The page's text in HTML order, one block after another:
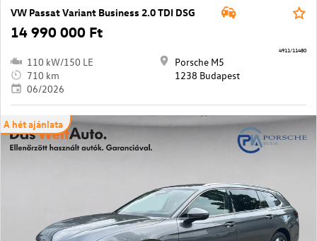
VW Passat Variant Business 2.0 TDI DSG
14 990 000 Ft
110 kW/150 LE
710 km
06/2026
Porsche M5
1238 Budapest
4911/11480
A hét ajánlata